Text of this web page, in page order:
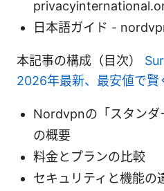
日本語ガイド -
本記事の構成（目次）
2026年最新、最安値で賢
Nordvpnの「スタンダ
の概要
料金とプランの比較
セキュリティと機能の